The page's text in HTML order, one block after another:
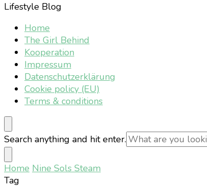
Lifestyle Blog
Home
The Girl Behind
Kooperation
Impressum
Datenschutzerklärung
Cookie policy (EU)
Terms & conditions
Looking
for
Something?
Search anything and hit enter.
Home Nine Sols Steam
Tag